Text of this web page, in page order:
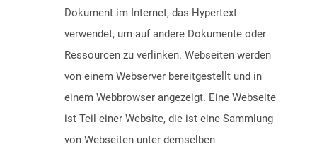
Dokument im Internet, das Hypertext
verwendet, um auf andere Dokumente oder
Ressourcen zu verlinken. Webseiten werden
von einem Webserver bereitgestellt und in
einem Webbrowser angezeigt. Eine Webseite
ist Teil einer Website, die ist eine Sammlung
von Webseiten unter demselben